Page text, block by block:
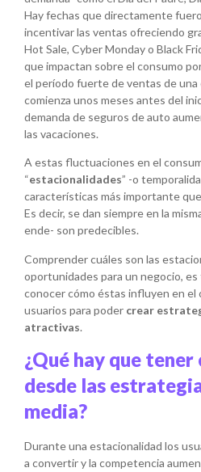
Hay fechas que directamente
incentivar las ventas ofreciendo
Hot Sale, Cyber Monday o Black
que impactan sobre el consumo
el período fuerte de ventas de una
comienza unos meses antes del
demanda de seguros de auto
las vacaciones.
A estas fluctuaciones en el
“estacionalidades” -o
características más importante
Es decir, se dan siempre en la
ende- son predecibles.
Comprender cuáles son las
oportunidades para un negocio,
conocer cómo éstas influyen en el
usuarios para poder crear
atractivas.
¿Qué hay que tener
desde las
media?
Durante una estacionalidad los
a convertir y la competencia